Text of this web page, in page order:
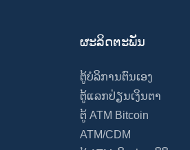
ຜະລິດຕະພັນ
ຕູ້ບໍລິການຕົນເອງ
ຕູ້ແລກປ່ຽນເງິນຕາ
ຕູ້ ATM Bitcoin
ATM/CDM